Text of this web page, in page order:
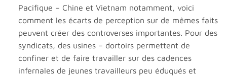
Pacifique – Chine et Vietnam notamment, voici
comment les écarts de perception sur de mêmes faits
peuvent créer des controverses importantes. Pour des
syndicats, des usines – dortoirs permettent de
confiner et de faire travailler sur des cadences
infernales de jeunes travailleurs peu éduqués et